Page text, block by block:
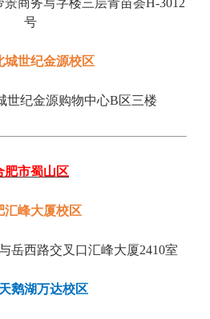
商务写字楼三层青苗荟H-3012
号
城世纪金源校区
世纪金源购物中心B区三楼
肥市蜀山区
汇峰大厦校区
岳西路交叉口汇峰大厦2410室
鹅湖万达校区